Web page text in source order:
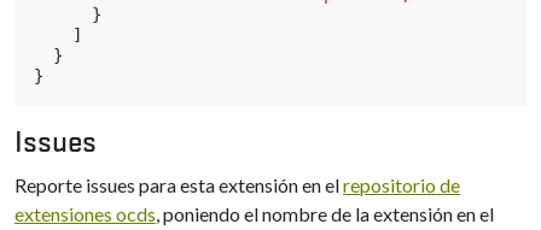
}
]
}
}
Issues
Reporte issues para esta extensión en elrepositorio de
extensiones ocds, poniendo el nombre de la extensión en el